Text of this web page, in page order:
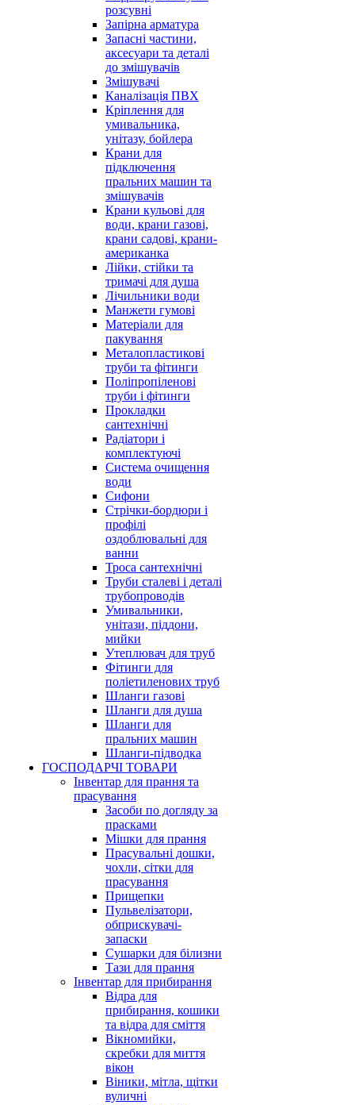
розсувні
Запірна арматура
Запасні частини,
аксесуари та деталі
до змішувачів
Змішувачі
Каналізація ПВХ
Кріплення для
умивальника,
унітазу, бойлера
Крани для
підключення
пральних машин та
змішувачів
Крани кульові для
води, крани газові,
крани садові, крани-
американка
Лійки, стійки та
тримачі для душа
Лічильники води
Манжети гумові
Матеріали для
пакування
Металопластикові
труби та фітинги
Поліпропіленові
труби і фітинги
Прокладки
сантехнічні
Радіатори і
комплектуючі
Система очищення
води
Сифони
Стрічки-бордюри і
профілі
оздоблювальні для
ванни
Троса сантехнічні
Труби сталеві і деталі
трубопроводів
Умивальники,
унітази, піддони,
мийки
Утеплювач для труб
Фітинги для
поліетиленових труб
Шланги газові
Шланги для душа
Шланги для
пральних машин
Шланги-підводка
ГОСПОДАРЧІ ТОВАРИ
Інвентар для прання та
прасування
Засоби по догляду за
прасками
Мішки для прання
Прасувальні дошки,
чохли, сітки для
прасування
Прищепки
Пульвелізатори,
обприскувачі-
запаски
Сушарки для білизни
Тази для прання
Інвентар для прибирання
Відра для
прибирання, кошики
та відра для сміття
Вікномийки,
скребки для миття
вікон
Віники, мітла, щітки
вуличні